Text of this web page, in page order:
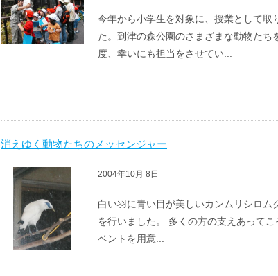
今年から小学生を対象に、授業として取
た。到津の森公園のさまざまな動物た
度、幸いにも担当をさせてい...
消えゆく動物たちのメッセンジャー
2004年10月 8日
白い羽に青い目が美しいカンムリシロ
を行いました。 多くの方の支えあって
ベントを用意...